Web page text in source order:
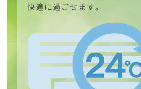
快適に過ごせます。